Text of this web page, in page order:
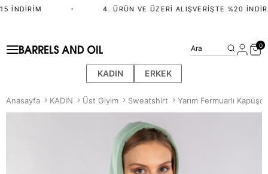
İNDIRIM 4. ÜRÜN VE ÜZERI ALIŞVERIŞTE %20
KADIN ERKEK
Ara 0
Anasayfa KADIN Üst Giyim Sweatshirt Yarım Fermuarlı